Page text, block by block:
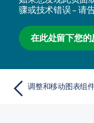
骤或技术错误 – 请
在此处留下您的
调整和移动图表组